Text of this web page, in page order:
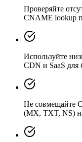
Проверяйте
CNAME lookup
Используйте
CDN и SaaS для
Не совмещайте
(MX, TXT, NS)